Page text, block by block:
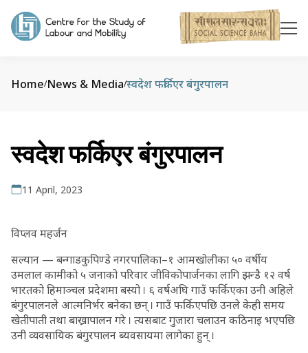
Home/News & Media/स्वदेश फर्किएर बंगुरपालन
स्वदेश फर्किएर बंगुरपालन
11 April, 2023
विप्लव महर्जन
सल्यान — बन्गाडकुपिण्डे नगरपालिका–१ आमखोलीका ५० वर्षीय
उमलाल कामीको ५ जनाको परिवार जीविकोपार्जनका लागि झन्डै १२ वर्ष
भारतको हिमाञ्चल प्रदेशमा बस्यो । ६ वर्षअघि गाउँ फर्किएका उनी अहिले
बंगुरपालनले आत्मनिर्भर बनेका छन् । गाउँ फर्किएपछि उनले केही समय
खेतीपाती तथा बाख्रापालन गरे । त्यसबाट गुजारा चलाउन कठिनाइ भएपछि
उनी व्यवसायिक बंगुरपालन ब्यवसायमा लागेका हुन् ।